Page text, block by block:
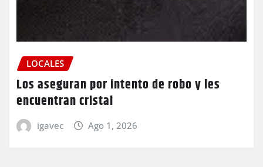
LOCALES
Los aseguran por intento de robo y les
encuentran cristal
igavec Ago 1, 2026